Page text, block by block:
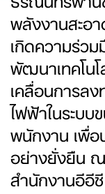
พลังงานสะอา
เกิดความร่ว
พัฒนาเทคโน
เคลื่อนการลง
ไฟฟ้าในระบ
พนักงาน เพื่
อย่างยั่งยืน
สำนักงานอีอีซี